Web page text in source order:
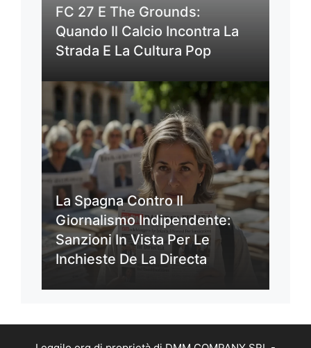
FC 27 E The Grounds:
Quando Il Calcio Incontra La
Strada E La Cultura Pop
La Spagna Contro Il
Giornalismo Indipendente:
Sanzioni In Vista Per Le
Inchieste De La Directa